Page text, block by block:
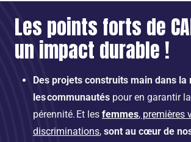
Les points forts de
un impact durable !
Des projets construits main dans la
les communautés pour en garantir
pérennité. Et les femmes, premières
discriminations, sont au cœur de